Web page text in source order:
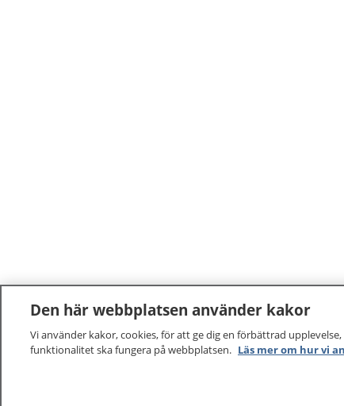
Den här webbplatsen använder kakor
Vi använder kakor, cookies, för att ge dig en förbättrad
funktionalitet ska fungera på webbplatsen. Läs mer om hur vi